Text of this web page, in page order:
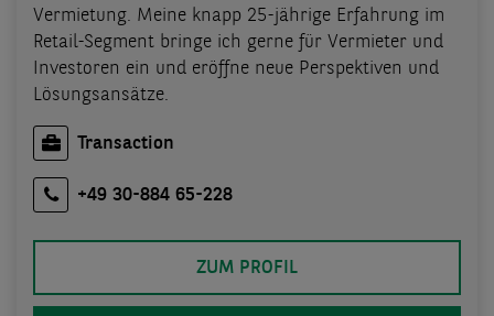
Vermietung. Meine knapp 25-jährige Erfahrung im
Retail-Segment bringe ich gerne für Vermieter und
Investoren ein und eröffne neue Perspektiven und
Lösungsansätze.
Transaction
+49 30-884 65-228
ZUM PROFIL